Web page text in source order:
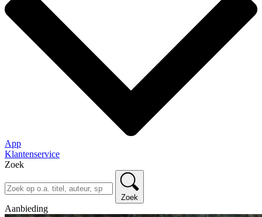
App
Klantenservice
Zoek
Zoek
Aanbieding